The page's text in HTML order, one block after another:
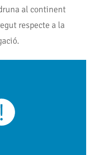
al continent
respecte a la